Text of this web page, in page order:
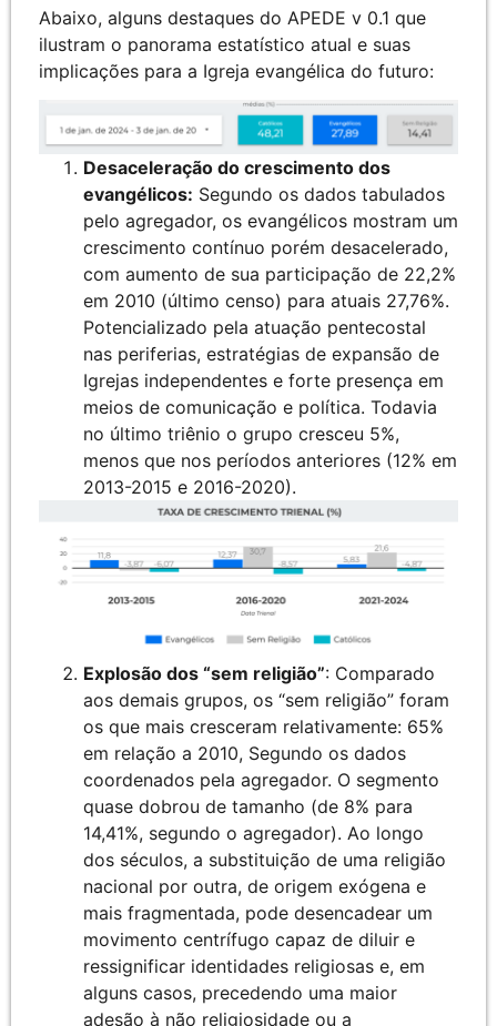
Abaixo, alguns destaques do APEDE v 0.1 que
ilustram o panorama estatístico atual e suas
implicações para a Igreja evangélica do futuro:
Desaceleração do crescimento dos
evangélicos: Segundo os dados tabulados
pelo agregador, os evangélicos mostram um
crescimento contínuo porém desacelerado,
com aumento de sua participação de 22,2%
em 2010 (último censo) para atuais 27,76%.
Potencializado pela atuação pentecostal
nas periferias, estratégias de expansão de
Igrejas independentes e forte presença em
meios de comunicação e política. Todavia
no último triênio o grupo cresceu 5%,
menos que nos períodos anteriores (12% em
2013-2015 e 2016-2020).
Explosão dos “sem religião”: Comparado
aos demais grupos, os “sem religião” foram
os que mais cresceram relativamente: 65%
em relação a 2010, Segundo os dados
coordenados pela agregador. O segmento
quase dobrou de tamanho (de 8% para
14,41%, segundo o agregador). Ao longo
dos séculos, a substituição de uma religião
nacional por outra, de origem exógena e
mais fragmentada, pode desencadear um
movimento centrífugo capaz de diluir e
ressignificar identidades religiosas e, em
alguns casos, precedendo uma maior
adesão à não religiosidade ou a